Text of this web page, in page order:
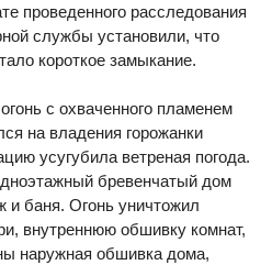
проведенного расследования
службы установили, что
короткое замыкание.
с охваченного пламенем
на владения горожанки
усугубила ветреная погода.
бревенчатый дом
и баня. Огонь уничтожил
внутреннюю обшивку комнат,
наружная обшивка дома,